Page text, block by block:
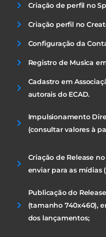
Criação de perfil no
Criação perfil no
Configuração da
Registro de Musica
Cadastro em
autorais do ECAD.
Impulsionamento
(consultar valores à
Criação de Release
enviar para as mídias
Publicação do
(tamanho 740x460),
dos lançamentos;